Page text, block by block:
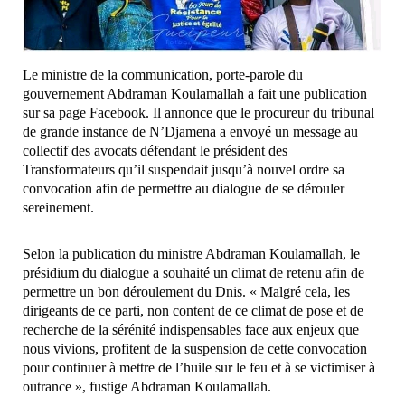
Le ministre de la communication, porte-parole du
gouvernement Abdraman Koulamallah a fait une publication
sur sa page Facebook. Il annonce que le procureur du tribunal
de grande instance de N’Djamena a envoyé un message au
collectif des avocats défendant le président des
Transformateurs qu’il suspendait jusqu’à nouvel ordre sa
convocation afin de permettre au dialogue de se dérouler
sereinement.
Selon la publication du ministre Abdraman Koulamallah, le
présidium du dialogue a souhaité un climat de retenu afin de
permettre un bon déroulement du Dnis. « Malgré cela, les
dirigeants de ce parti, non content de ce climat de pose et de
recherche de la sérénité indispensables face aux enjeux que
nous vivions, profitent de la suspension de cette convocation
pour continuer à mettre de l’huile sur le feu et à se victimiser à
outrance », fustige Abdraman Koulamallah.